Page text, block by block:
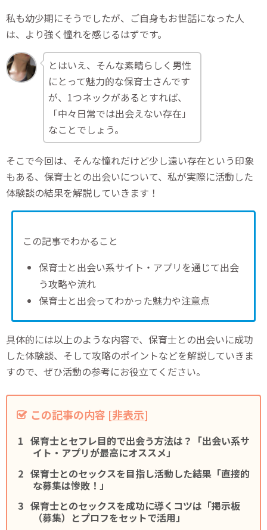
私も幼少期にそうでしたが、ご自身もお世話になった人
は、より強く憧れを感じるはずです。
とはいえ、そんな素晴らしく男性
にとって魅力的な保育士さんです
が、1つネックがあるとすれば、
「中々日常では出会えない存在」
なことでしょう。
そこで今回は、そんな憧れだけど少し遠い存在という印象
もある、保育士との出会いについて、私が実際に活動した
体験談の結果を解説していきます！
この記事でわかること
保育士と出会い系サイト・アプリを通じて出会
う攻略や流れ
保育士と出会ってわかった魅力や注意点
具体的には以上のような内容で、保育士との出会いに成功
した体験談、そして攻略のポイントなどを解説していきま
すので、ぜひ活動の参考にお役立てください。
この記事の内容 [非表示]
保育士とセフレ目的で出会う方法は？「出会い系サ
イト・アプリが最高にオススメ」
保育士とのセックスを目指し活動した結果「直接的
な募集は惨敗！」
保育士とのセックスを成功に導くコツは「掲示板
（募集）とプロフをセットで活用」